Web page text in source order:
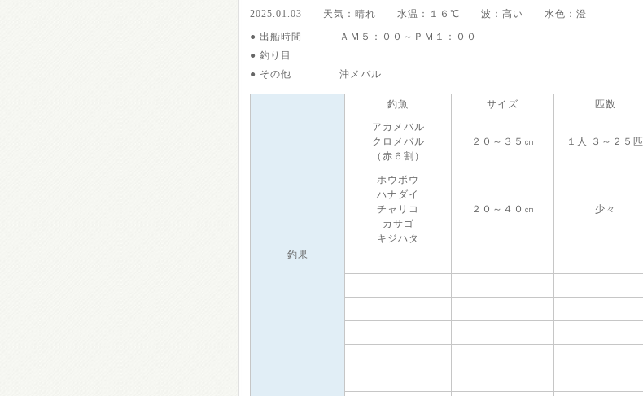
2025.01.03 天気：晴れ 水温：１６℃ 波：高い 水色：澄
● 出船時間
ＡＭ５：００～ＰＭ１：００
● 釣り目
● その他
沖メバル
釣果
釣魚 サイズ
匹数
アカメバル
クロメバル
（赤６割）
２０～３５㎝ １人 ３～２５匹
ホウボウ
ハナダイ
チャリコ
カサゴ
キジハタ
２０～４０㎝ 少々